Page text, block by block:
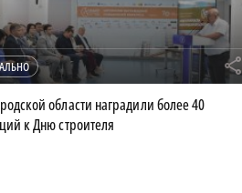
r
области наградили более 40
к Дню строителя